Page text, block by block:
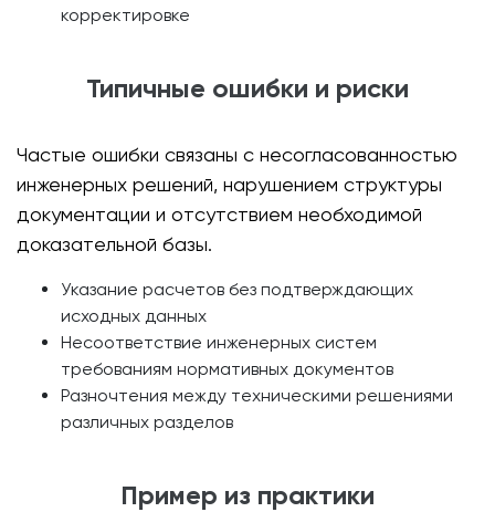
корректировке
Типичные ошибки и риски
Частые ошибки связаны с несогласованностью
инженерных решений, нарушением структуры
документации и отсутствием необходимой
доказательной базы.
Указание расчетов без подтверждающих
исходных данных
Несоответствие инженерных систем
требованиям нормативных документов
Разночтения между техническими решениями
различных разделов
Пример из практики